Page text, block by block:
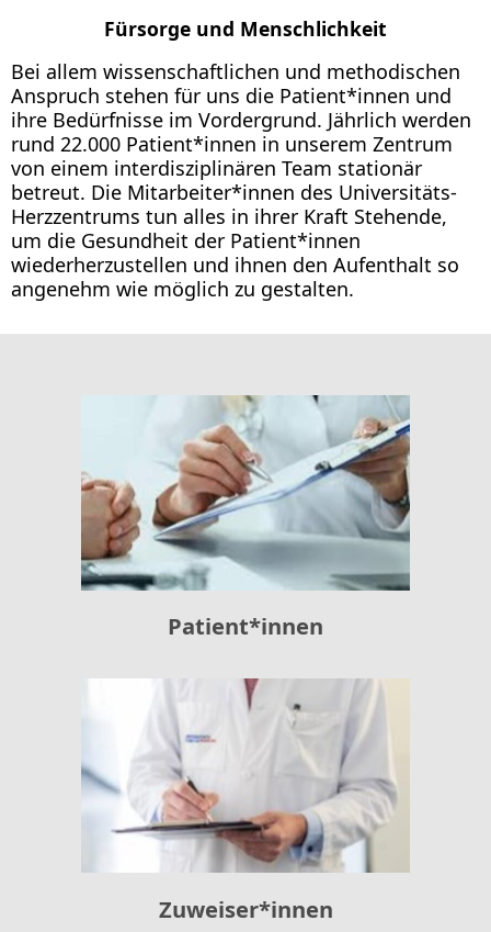
Fürsorge und Menschlichkeit
Bei allem wissenschaftlichen und methodischen
Anspruch stehen für uns die Patient*innen und
ihre Bedürfnisse im Vordergrund. Jährlich werden
rund 22.000 Patient*innen in unserem Zentrum
von einem interdisziplinären Team stationär
betreut. Die Mitarbeiter*innen des Universitäts-
Herzzentrums tun alles in ihrer Kraft Stehende,
um die Gesundheit der Patient*innen
wiederherzustellen und ihnen den Aufenthalt so
angenehm wie möglich zu gestalten.
Patient*innen
Zuweiser*innen